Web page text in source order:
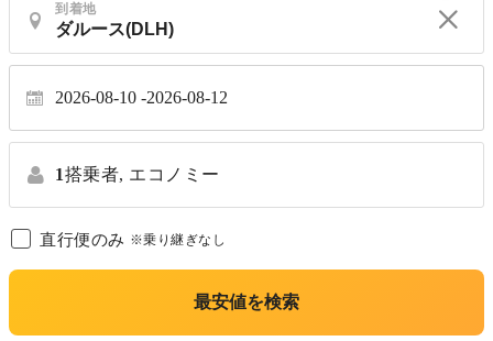
到着地
2026-08-10 2026-08-12
1搭乗者, エコノミー
直行便のみ ※乗り継ぎなし
最安値を検索